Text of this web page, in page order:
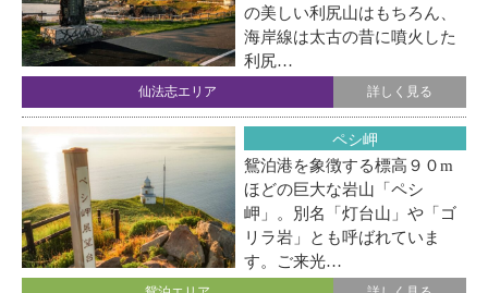
の美しい利尻山はもちろん、
海岸線は太古の昔に噴火した
利尻…
仙法志エリア 詳しく見る
ペシ岬
鴛泊港を象徴する標高９０m
ほどの巨大な岩山「ペシ
岬」。別名「灯台山」や「ゴ
リラ岩」とも呼ばれていま
す。ご来光…